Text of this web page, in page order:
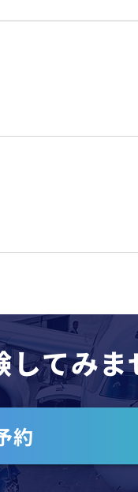
てみま
約